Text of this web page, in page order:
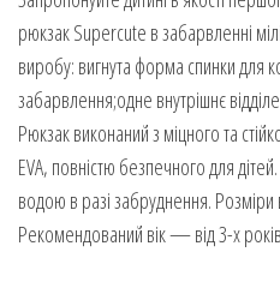
рюкзак Supercute в забарвленні
виробу: вигнута форма спинки для
забарвлення;одне внутрішнє
Рюкзак виконаний з міцного та
EVA, повністю безпечного для
водою в разі забруднення.
Рекомендований вік — від 3-х